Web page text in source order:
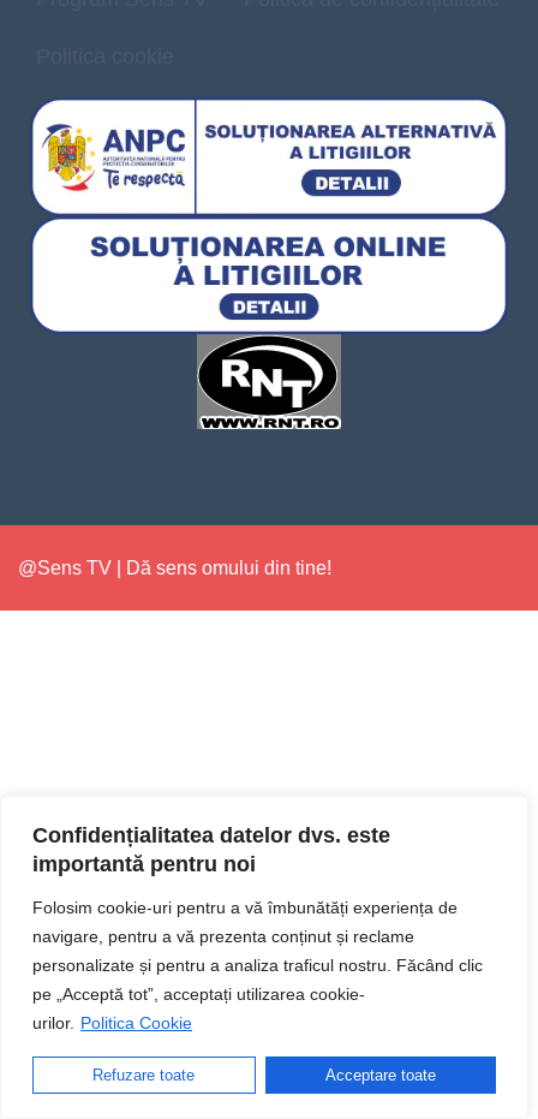
Confidențialitatea datelor dvs. este
importantă pentru noi
Folosim cookie-uri pentru a vă îmbunătăți experiența de
navigare, pentru a vă prezenta conținut și reclame
personalizate și pentru a analiza traficul nostru. Făcând clic
pe „Acceptă tot”, acceptați utilizarea cookie-
urilor. Politica Cookie
Refuzare toate Acceptare toate
@Sens TV | Dă sens omului din tine!